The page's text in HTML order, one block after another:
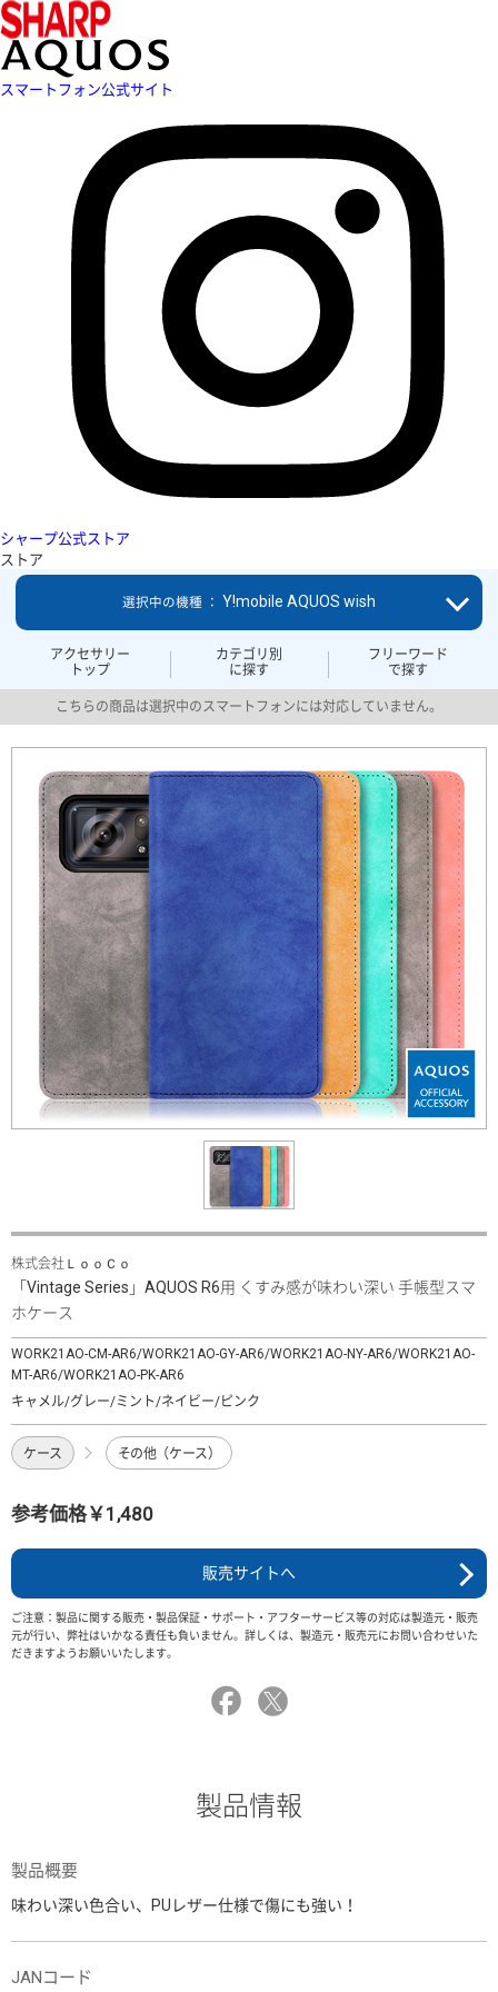
スマートフォン公式サイト
シャープ公式ストア
ストア
アクセサリー
トップ
カテゴリ別
に探す
フリーワード
で探す
選択中の機種 ： Y!mobile AQUOS wish
こちらの商品は選択中のスマートフォンには対応していません。
株式会社ＬｏｏＣｏ
「Vintage Series」AQUOS R6用 くすみ感が味わい深い 手帳型スマ
ホケース
WORK21AO-CM-AR6/WORK21AO-GY-AR6/WORK21AO-NY-AR6/WORK21AO-
MT-AR6/WORK21AO-PK-AR6
キャメル/グレー/ミント/ネイビー/ピンク
ケース その他（ケース）
参考価格￥1,480
販売サイトへ
ご注意：製品に関する販売・製品保証・サポート・アフターサービス等の対応は製造元・販売
元が行い、弊社はいかなる責任も負いません。詳しくは、製造元・販売元にお問い合わせいた
だきますようお願いいたします。
製品情報
製品概要
味わい深い色合い、PUレザー仕様で傷にも強い！
JANコード